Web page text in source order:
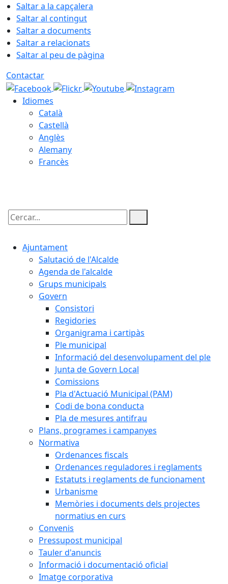
Saltar a la capçalera
Saltar al contingut
Saltar a documents
Saltar a relacionats
Saltar al peu de pàgina
Contactar
Idiomes
Català
Castellà
Anglès
Alemany
Francès
Cercar:
Ajuntament
Salutació de l'Alcalde
Agenda de l'alcalde
Grups municipals
Govern
Consistori
Regidories
Organigrama i cartipàs
Ple municipal
Informació del desenvolupament del ple
Junta de Govern Local
Comissions
Pla d'Actuació Municipal (PAM)
Codi de bona conducta
Pla de mesures antifrau
Plans, programes i campanyes
Normativa
Ordenances fiscals
Ordenances reguladores i reglaments
Estatuts i reglaments de funcionament
Urbanisme
Memòries i documents dels projectes
normatius en curs
Convenis
Pressupost municipal
Tauler d'anuncis
Informació i documentació oficial
Imatge corporativa